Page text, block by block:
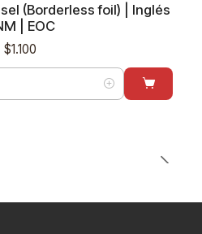
(Borderless foil) | Inglés
| EOC
$1.100